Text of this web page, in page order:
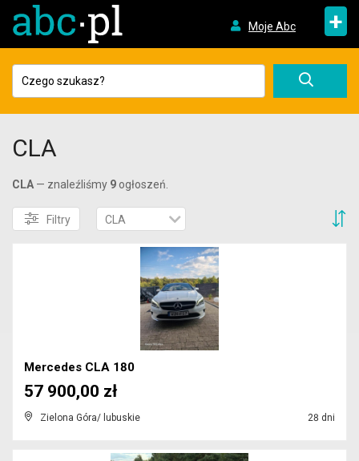
Moje Abc +
CLA
CLA — znaleźliśmy 9 ogłoszeń.
Filtry CLA
Mercedes CLA 180
Zielona Góra/ lubuskie 28 dni
57 900,00 zł